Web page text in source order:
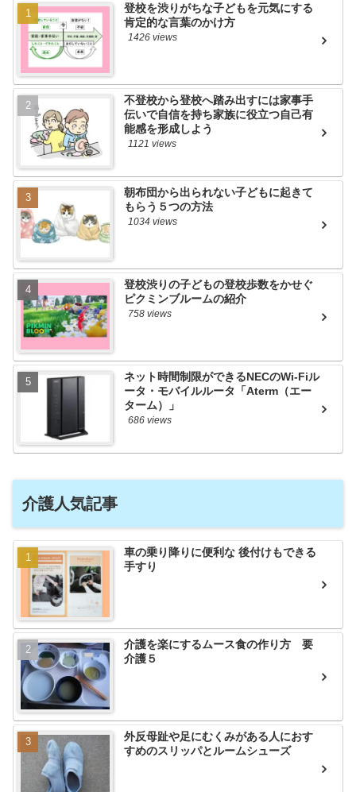
登校を渋りがちな子どもを元気にする
肯定的な言葉のかけ方
1426 views
不登校から登校へ踏み出すには家事手
伝いで自信を持ち家族に役立つ自己有
能感を形成しよう
1121 views
朝布団から出られない子どもに起きて
もらう５つの方法
1034 views
登校渋りの子どもの登校歩数をかせぐ
ピクミンブルームの紹介
758 views
ネット時間制限ができるNECのWi-Fiル
ータ・モバイルルータ「Aterm（エー
ターム）」
686 views
介護人気記事
車の乗り降りに便利な 後付けもできる
手すり
介護を楽にするムース食の作り方 要
介護５
外反母趾や足にむくみがある人におす
すめのスリッパとルームシューズ